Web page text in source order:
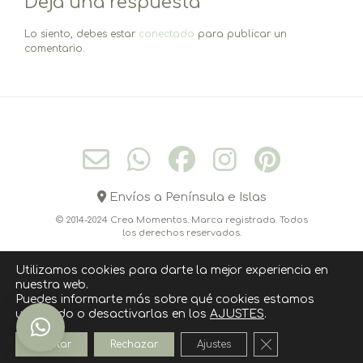
Lo siento, debes estar conectado para publicar un
comentario.
Envíos a Península e Islas
© 2014-2024 Crea Momentos. Marca registrada. Todos
los derechos reservados.
CONÓCEME CONTACTO
CÓMO COMPRAR
POLITICA DE COOKIES
AVISO LEGAL
POLÍTICA DE PRIVACIDAD
››››› SUSCRIPCIÓN NEWSLETTER ‹‹‹‹‹
Utilizamos cookies para darte la mejor experiencia en
nuestra web.
Puedes informarte más sobre qué cookies estamos
utilizando o desactivarlas en los AJUSTES.
Aceptar Rechazar Ajustes Cerrar el banner